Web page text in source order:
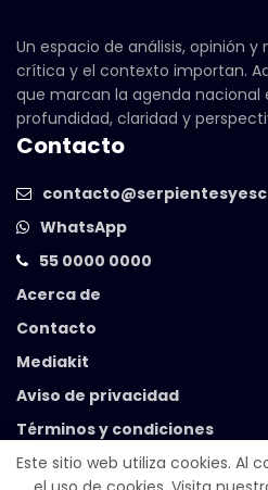
Un espacio de análisis, opinión
crítica y el contexto importan.
que marcan la agenda nacional
profundidad, claridad y
Contacto
WhatsApp
55 0000 0000
Acerca de
Contacto
Mediakit
Aviso de privacidad
Términos y condiciones
Este sitio web utiliza cookies. Al